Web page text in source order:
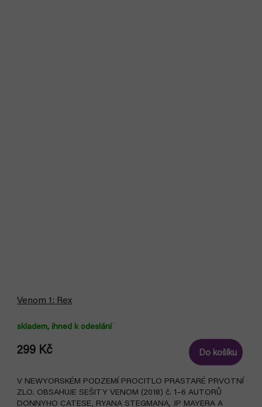
Venom 1: Rex
skladem, ihned k odeslání
299 Kč Do košíku
V NEWYORSKÉM PODZEMÍ PROCITLO PRASTARÉ PRVOTNÍ
ZLO. OBSAHUJE SEŠITY VENOM (2018) č. 1–6 AUTORŮ
DONNYHO CATESE, RYANA STEGMANA, JP MAYERA A